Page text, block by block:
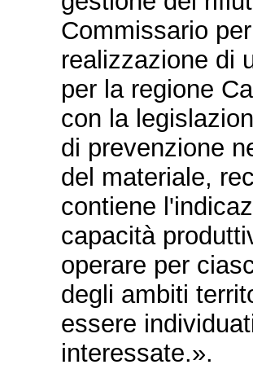
Commissario
realizzazione di
per la regione
con la
di prevenzione
del materiale,
contiene
capacità
operare per
degli ambiti
essere
interessate.».